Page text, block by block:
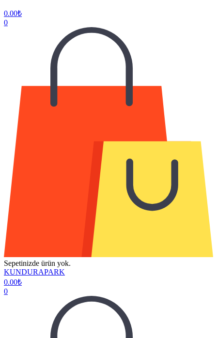
0.00₺
0
Sepetinizde ürün yok.
KUNDURAPARK
0.00₺
0